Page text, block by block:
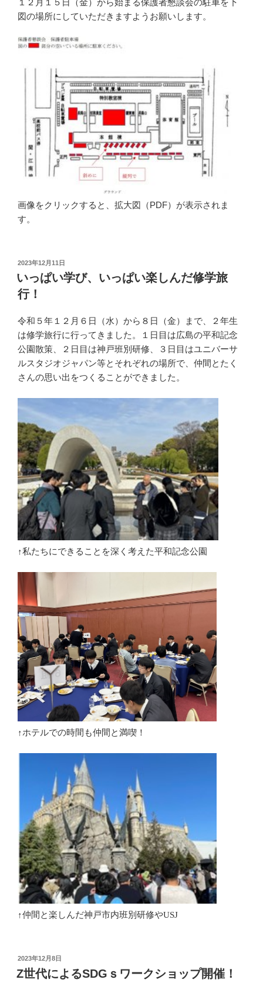
図の場所にしていただきますようお願いします。
画像をクリックすると、拡大図（PDF）が表示されま
す。
投
稿
日:
2023年12月11日
いっぱい学び、いっぱい楽しんだ修学旅
行！
令和５年１２月６日（水）から８日（金）まで、２年生
は修学旅行に行ってきました。１日目は広島の平和記念
公園散策、２日目は神戸班別研修、３日目はユニバーサ
ルスタジオジャパン等とそれぞれの場所で、仲間とたく
さんの思い出をつくることができました。
↑私たちにできることを深く考えた平和記念公園
↑ホテルでの時間も仲間と満喫！
↑仲間と楽しんだ神戸市内班別研修やUSJ
投
稿
日:
2023年12月8日
Z世代によるSDGｓワークショップ開催！